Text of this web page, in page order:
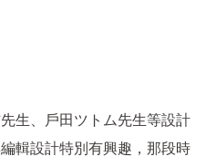
生、戶田ツトム先生等設計
輯設計特別有興趣，那段時